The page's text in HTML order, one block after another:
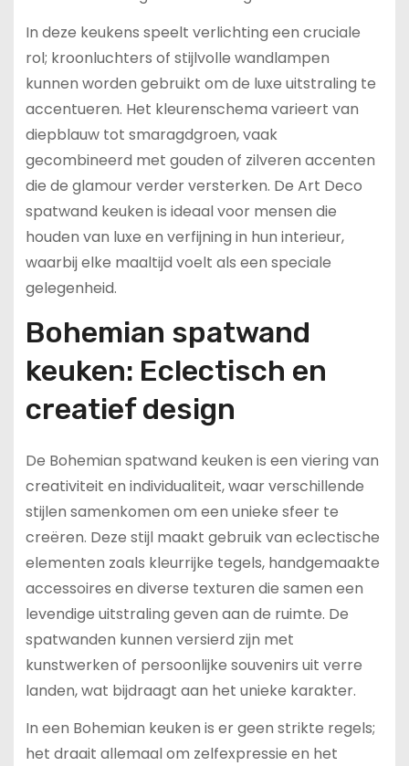
In deze keukens speelt verlichting een cruciale
rol; kroonluchters of stijlvolle wandlampen
kunnen worden gebruikt om de luxe uitstraling te
accentueren. Het kleurenschema varieert van
diepblauw tot smaragdgroen, vaak
gecombineerd met gouden of zilveren accenten
die de glamour verder versterken. De Art Deco
spatwand keuken is ideaal voor mensen die
houden van luxe en verfijning in hun interieur,
waarbij elke maaltijd voelt als een speciale
gelegenheid.
Bohemian spatwand
keuken: Eclectisch en
creatief design
De Bohemian spatwand keuken is een viering van
creativiteit en individualiteit, waar verschillende
stijlen samenkomen om een unieke sfeer te
creëren. Deze stijl maakt gebruik van eclectische
elementen zoals kleurrijke tegels, handgemaakte
accessoires en diverse texturen die samen een
levendige uitstraling geven aan de ruimte. De
spatwanden kunnen versierd zijn met
kunstwerken of persoonlijke souvenirs uit verre
landen, wat bijdraagt aan het unieke karakter.
In een Bohemian keuken is er geen strikte regels;
het draait allemaal om zelfexpressie en het